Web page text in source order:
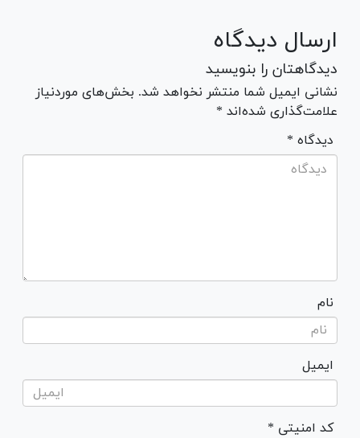
ارسال دیدگاه
دیدگاهتان را بنویسید
نشانی ایمیل شما منتشر نخواهد شد. بخش‌های موردنیاز
علامت‌گذاری شده‌اند *
* دیدگاه
نام
ایمیل
* کد امنیتی